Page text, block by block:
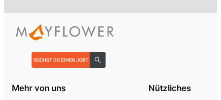
Mehr von uns Nützliches